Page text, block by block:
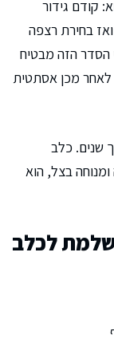
קודם גידור
בחירת רצפה
הסדר הזה מבטיח
לאחר מכן אסתטית
שנים. כלב
בצל, הוא